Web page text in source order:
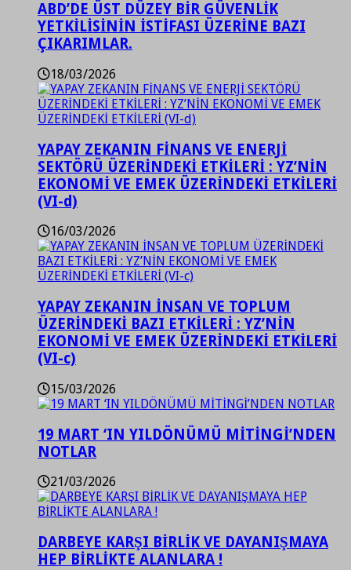
ABD’DE ÜST DÜZEY BİR GÜVENLİK
YETKİLİSİNİN İSTİFASI ÜZERİNE BAZI
ÇIKARIMLAR.
18/03/2026
YAPAY ZEKANIN FİNANS VE ENERJİ
SEKTÖRÜ ÜZERİNDEKİ ETKİLERİ : YZ’NİN
EKONOMİ VE EMEK ÜZERİNDEKİ ETKİLERİ
(VI-d)
16/03/2026
YAPAY ZEKANIN İNSAN VE TOPLUM
ÜZERİNDEKİ BAZI ETKİLERİ : YZ’NİN
EKONOMİ VE EMEK ÜZERİNDEKİ ETKİLERİ
(VI-c)
15/03/2026
19 MART ‘IN YILDÖNÜMÜ MİTİNGİ’NDEN
NOTLAR
21/03/2026
DARBEYE KARŞI BİRLİK VE DAYANIŞMAYA
HEP BİRLİKTE ALANLARA !